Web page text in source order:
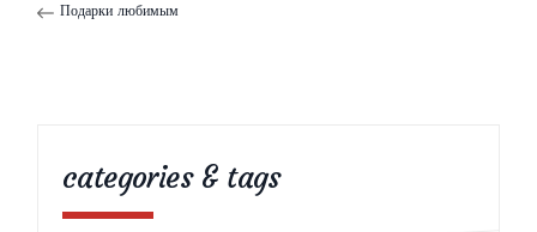
Подарки любимым
categories & tags